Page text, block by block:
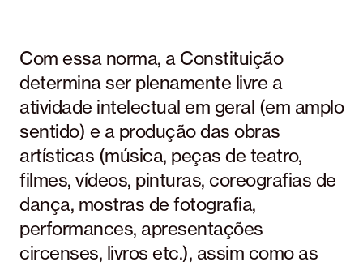
Com essa norma, a Constituição
determina ser plenamente livre a
atividade intelectual em geral (em amplo
sentido) e a produção das obras
artísticas (música, peças de teatro,
filmes, vídeos, pinturas, coreografias de
dança, mostras de fotografia,
performances, apresentações
circenses, livros etc.), assim como as